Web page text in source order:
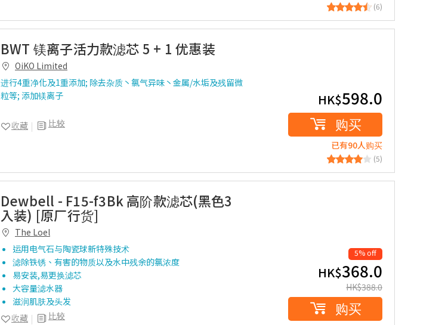
(6)
BWT 镁离子活力款滤芯 5 + 1 优惠装
OiKO Limited
进行4重净化及1重添加; 除去杂质丶氯气异味丶金属/水垢及残留微
粒等; 添加镁离子
比较
收藏
HK$598.0
购买
已有90人购买
(5)
Dewbell - F15-f3Bk 高阶款滤芯(黑色3
入装) [原厂行货]
The Loel
运用电气石与陶瓷球新特殊技术
滤除铁锈、有害的物质以及水中残余的氯浓度
易安装,易更换滤芯
大容量滤水器
滋润肌肤及头发
比较
收藏
5% off
HK$368.0
HK$388.0
购买